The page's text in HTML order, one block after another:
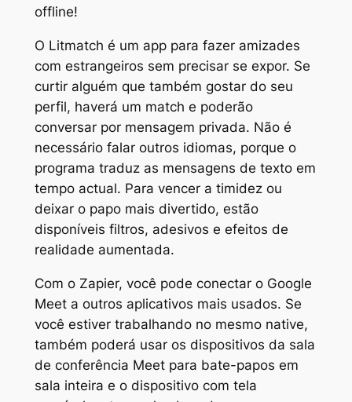
offline!
O Litmatch é um app para fazer amizades
com estrangeiros sem precisar se expor. Se
curtir alguém que também gostar do seu
perfil, haverá um match e poderão
conversar por mensagem privada. Não é
necessário falar outros idiomas, porque o
programa traduz as mensagens de texto em
tempo actual. Para vencer a timidez ou
deixar o papo mais divertido, estão
disponíveis filtros, adesivos e efeitos de
realidade aumentada.
Com o Zapier, você pode conectar o Google
Meet a outros aplicativos mais usados. Se
você estiver trabalhando no mesmo native,
também poderá usar os dispositivos da sala
de conferência Meet para bate-papos em
sala inteira e o dispositivo com tela